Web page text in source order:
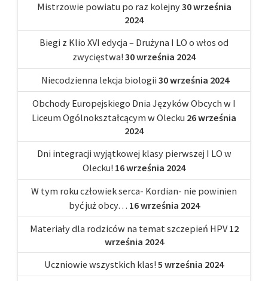
Mistrzowie powiatu po raz kolejny30 września
2024
Biegi z Klio XVI edycja – Drużyna I LO o włos od
zwycięstwa! 30 września 2024
Niecodzienna lekcja biologii 30 września 2024
Obchody Europejskiego Dnia Języków Obcych w I
Liceum Ogólnokształcącym w Olecku 26 września
2024
Dni integracji wyjątkowej klasy pierwszej I LO w
Olecku! 16 września 2024
W tym roku człowiek serca- Kordian- nie powinien
być już obcy… 16 września 2024
Materiały dla rodziców na temat szczepień HPV 12
września 2024
Uczniowie wszystkich klas! 5 września 2024